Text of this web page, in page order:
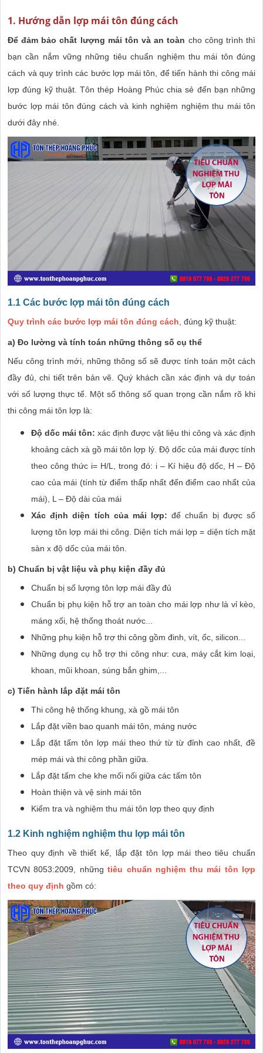
1. Hướng dẫn lợp mái tôn đúng cách
Để đảm bảo chất lượng mái tôn và an toàn cho công trình thì
bạn cần nắm vững những tiêu chuẩn nghiệm thu mái tôn đúng
cách và quy trình các bước lợp mái tôn, để tiến hành thi công mái
lợp đúng kỹ thuật. Tôn thép Hoàng Phúc chia sẻ đến bạn những
bước lợp mái tôn đúng cách và kinh nghiệm nghiệm thu mái tôn
dưới đây nhé.
1.1 Các bước lợp mái tôn đúng cách
Quy trình các bước lợp mái tôn đúng cách , đúng kỹ thuật:
a) Đo lường và tính toán những thông số cụ thể
Nếu công trình mới, những thông số sẽ được tính toán một cách
đầy đủ, chi tiết trên bản vẽ. Quý khách cần xác định và dự toán
với số lượng thực tế. Một số thông số quan trọng cần nắm rõ khi
thi công mái tôn lợp là:
Độ dốc mái tôn: xác định được vật liệu thi công và xác định
khoảng cách xà gồ mái tôn lợp lý. Độ dốc của mái được tính
theo công thức i= H/L, trong đó: i – Kí hiệu độ dốc, H – Độ
cao của mái (tính từ điểm thấp nhất đến điểm cao nhất của
mái), L – Độ dài của mái
Xác định diện tích của mái lợp: để chuẩn bị được số
lượng tôn lợp mái thi công. Diện tích mái lợp = diện tích mặt
sàn x độ dốc của mái tôn.
b) Chuẩn bị vật liệu và phụ kiện đầy đủ
Chuẩn bị số lượng tôn lợp mái đầy đủ
Chuẩn bị phụ kiện hỗ trợ an toàn cho mái lợp như là vỉ kèo,
máng xối, hệ thống thoát nước...
Những phụ kiện hỗ trợ thi công gồm đinh, vít, ốc, silicon...
Những dụng cụ hỗ trợ thi công như: cưa, máy cắt kim loại,
khoan, mũi khoan, súng bắn ghim,...
c) Tiến hành lắp đặt mái tôn
Thi công hệ thống khung, xà gồ mái tôn
Lắp đặt viền bao quanh mái tôn, máng nước
Lắp đặt tấm tôn lợp mái theo thứ từ từ đỉnh cao nhất, đề
mép mái và thi công phần giữa.
Lắp đặt tấm che khe mối nối giữa các tấm tôn
Hoàn thiện và vệ sinh mái tôn
Kiểm tra và nghiệm thu mái tôn lợp theo quy định
1.2 Kinh nghiệm nghiệm thu lợp mái tôn
Theo quy định về thiết kế, lắp đặt tôn lợp mái theo tiêu chuẩn
TCVN 8053:2009, nhữngtiêu chuẩn nghiệm thu mái tôn lợp
theo quy định gồm có: